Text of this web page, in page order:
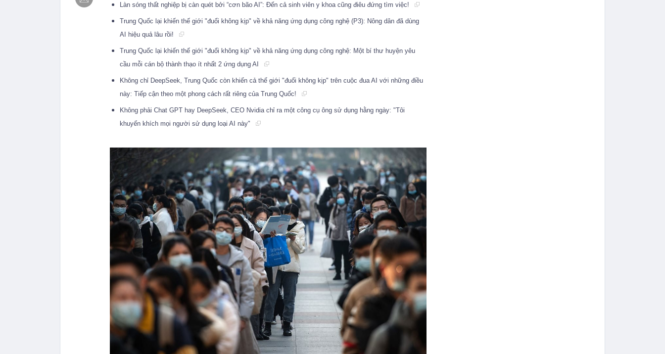
Làn sóng thất nghiệp bị càn quét bởi “cơn bão AI”: Đến cả sinh viên y khoa cũng điêu đứng tìm việc!
Trung Quốc lại khiến thế giới "đuổi không kịp" về khả năng ứng dụng công nghệ (P3): Nông dân đã dùng
AI hiệu quả lâu rồi!
Trung Quốc lại khiến thế giới "đuổi không kịp" về khả năng ứng dụng công nghệ: Một bí thư huyện yêu
cầu mỗi cán bộ thành thạo ít nhất 2 ứng dụng AI
Không chỉ DeepSeek, Trung Quốc còn khiến cả thế giới "đuổi không kịp" trên cuộc đua AI với những điều
này: Tiếp cận theo một phong cách rất riêng của Trung Quốc!
Không phải Chat GPT hay DeepSeek, CEO Nvidia chỉ ra một công cụ ông sử dụng hằng ngày: "Tôi
khuyến khích mọi người sử dụng loại AI này"